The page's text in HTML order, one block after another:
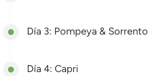
Día 3: Pompeya & Sorrento
Día 4: Capri